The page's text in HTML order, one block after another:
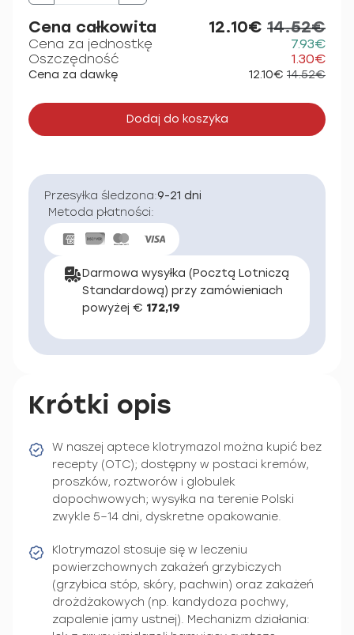
Cena całkowita 12.10€ 14.52€
Cena za jednostkę
7.93€
Oszczędność
1.30€
Cena za dawkę 12.10€ 14.52€
Dodaj do koszyka
Przesyłka śledzona:9-21 dni
Metoda płatności:
Darmowa wysyłka (Pocztą Lotniczą
Standardową) przy zamówieniach
powyżej € 172,19
Krótki opis
W naszej aptece klotrymazol można kupić bez
recepty (OTC); dostępny w postaci kremów,
proszków, roztworów i globulek
dopochwowych; wysyłka na terenie Polski
zwykle 5–14 dni, dyskretne opakowanie.
Klotrymazol stosuje się w leczeniu
powierzchownych zakażeń grzybiczych
(grzybica stóp, skóry, pachwin) oraz zakażeń
drożdżakowych (np. kandydoza pochwy,
zapalenie jamy ustnej). Mechanizm działania: